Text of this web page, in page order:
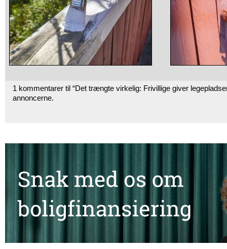
1 kommentarer til “Det trængte virkelig: Frivillige giver
annoncerne.